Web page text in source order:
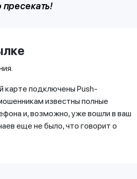
карте подключены Push-
известны полные
и, возможно, уже вошли в ваш
еще не было, что говорит о